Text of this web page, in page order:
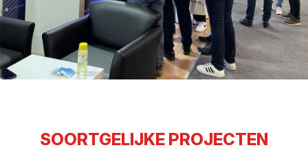
SOORTGELIJKE PROJECTEN